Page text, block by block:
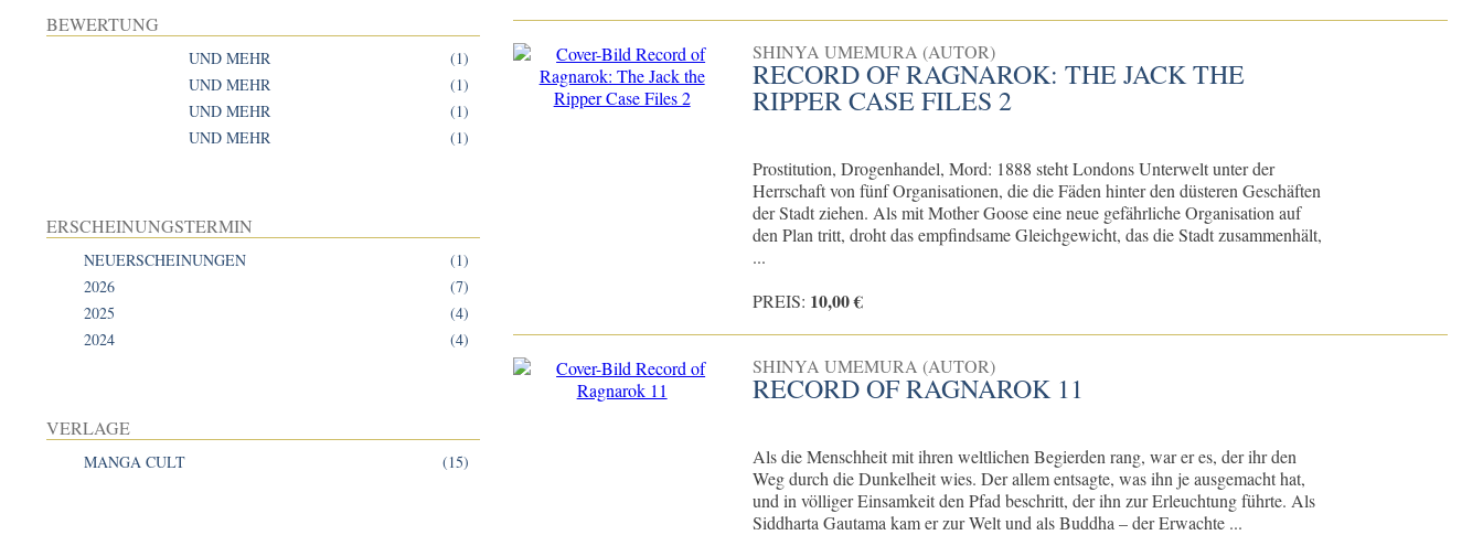
BEWERTUNG
UND MEHR
(1)
UND MEHR
(1)
UND MEHR
(1)
UND MEHR
(1)
ERSCHEINUNGSTERMIN
NEUERSCHEINUNGEN
(1)
2026
(7)
2025
(4)
2024
(4)
VERLAGE
MANGA CULT (15)
SHINYA UMEMURA (AUTOR)
RECORD OF RAGNAROK: THE JACK THE
RIPPER CASE FILES 2
Prostitution, Drogenhandel, Mord: 1888 steht Londons Unterwelt unter der
Herrschaft von fünf Organisationen, die die Fäden hinter den düsteren Geschäften
der Stadt ziehen. Als mit Mother Goose eine neue gefährliche Organisation auf
den Plan tritt, droht das empfindsame Gleichgewicht, das die Stadt zusammenhält,
...
PREIS: 10,00 €
SHINYA UMEMURA (AUTOR)
RECORD OF RAGNAROK 11
Als die Menschheit mit ihren weltlichen Begierden rang, war er es, der ihr den
Weg durch die Dunkelheit wies. Der allem entsagte, was ihn je ausgemacht hat,
und in völliger Einsamkeit den Pfad beschritt, der ihn zur Erleuchtung führte. Als
Siddharta Gautama kam er zur Welt und als Buddha – der Erwachte ...